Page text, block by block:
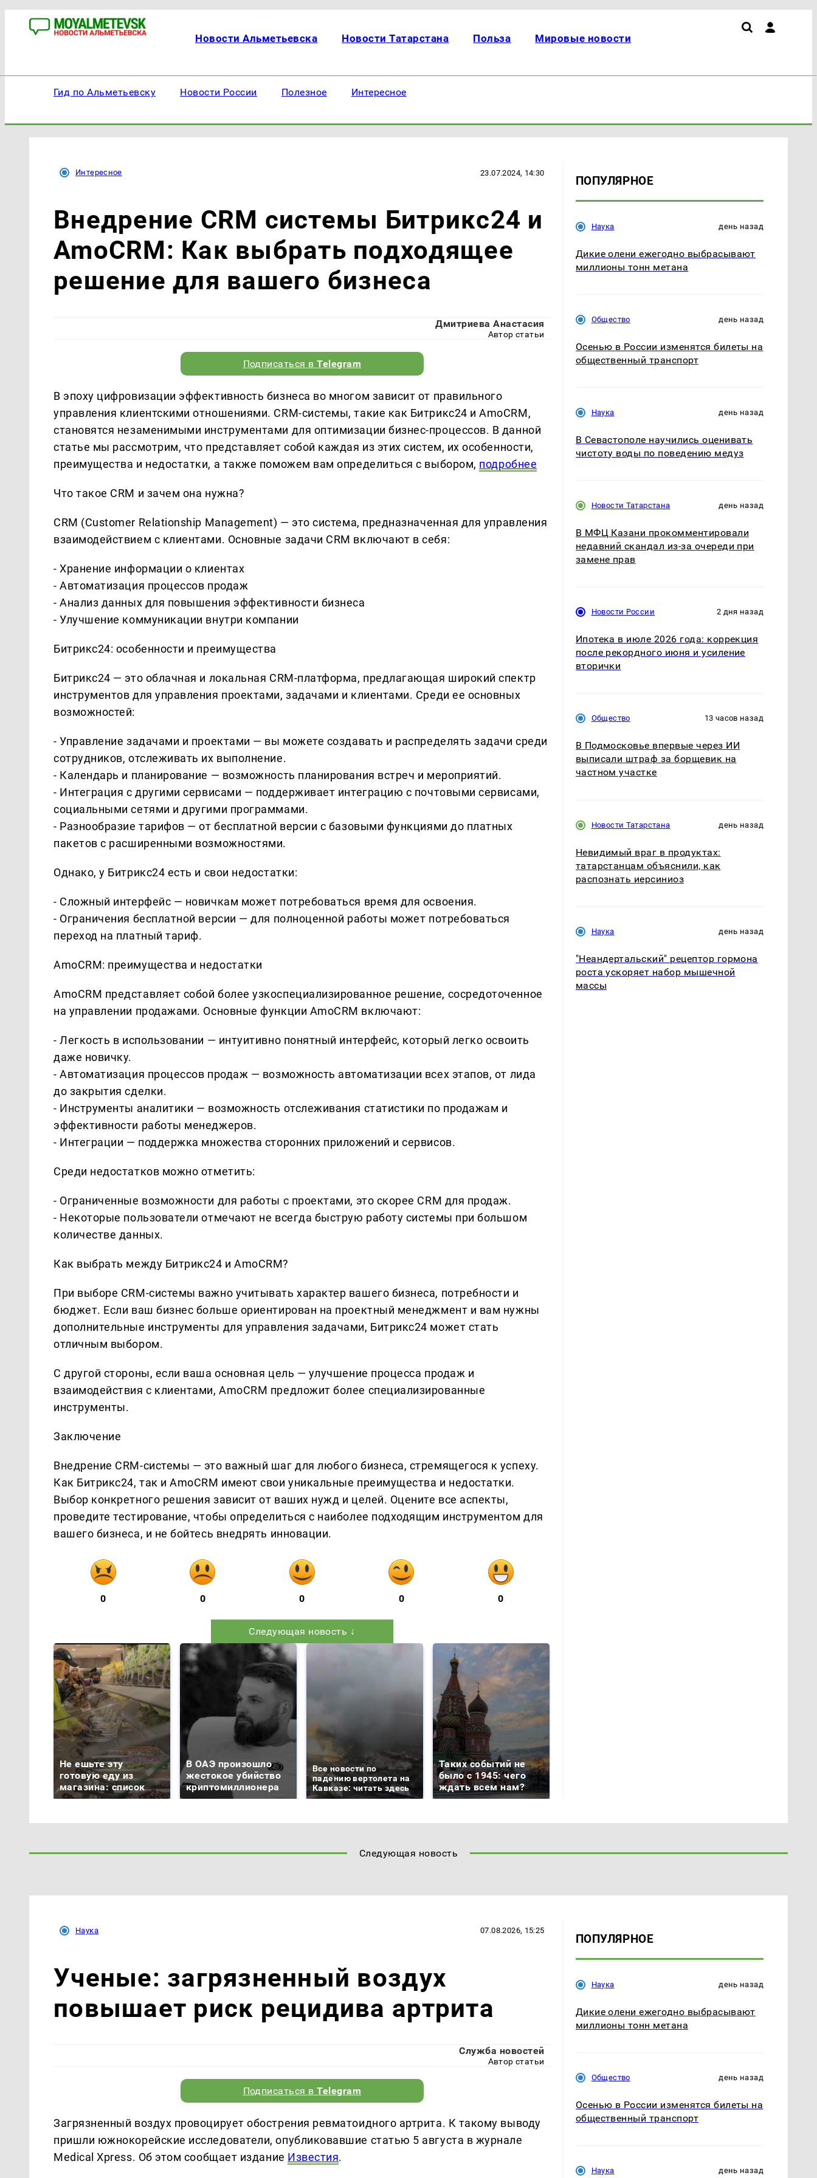
Новости Альметьевска Новости Татарстана Польза Мировые новости
Гид по Альметьевску Новости России Полезное Интересное
Интересное 23.07.2024, 14:30
Внедрение CRM системы Битрикс24 и
AmoCRM: Как выбрать подходящее
решение для вашего бизнеса
Дмитриева Анастасия
Автор статьи
Подписаться вTelegram
В эпоху цифровизации эффективность бизнеса во многом зависит от правильного
управления клиентскими отношениями. CRM-системы, такие как Битрикс24 и AmoCRM,
становятся незаменимыми инструментами для оптимизации бизнес-процессов. В данной
статье мы рассмотрим, что представляет собой каждая из этих систем, их особенности,
преимущества и недостатки, а также поможем вам определиться с выбором, подробнее
Что такое CRM и зачем она нужна?
CRM (Customer Relationship Management) — это система, предназначенная для управления
взаимодействием с клиентами. Основные задачи CRM включают в себя:
- Хранение информации о клиентах
- Автоматизация процессов продаж
- Анализ данных для повышения эффективности бизнеса
- Улучшение коммуникации внутри компании
Битрикс24: особенности и преимущества
Битрикс24 — это облачная и локальная CRM-платформа, предлагающая широкий спектр
инструментов для управления проектами, задачами и клиентами. Среди ее основных
возможностей:
- Управление задачами и проектами — вы можете создавать и распределять задачи среди
сотрудников, отслеживать их выполнение.
- Календарь и планирование — возможность планирования встреч и мероприятий.
- Интеграция с другими сервисами — поддерживает интеграцию с почтовыми сервисами,
социальными сетями и другими программами.
- Разнообразие тарифов — от бесплатной версии с базовыми функциями до платных
пакетов с расширенными возможностями.
Однако, у Битрикс24 есть и свои недостатки:
- Сложный интерфейс — новичкам может потребоваться время для освоения.
- Ограничения бесплатной версии — для полноценной работы может потребоваться
переход на платный тариф.
AmoCRM: преимущества и недостатки
AmoCRM представляет собой более узкоспециализированное решение, сосредоточенное
на управлении продажами. Основные функции AmoCRM включают:
- Легкость в использовании — интуитивно понятный интерфейс, который легко освоить
даже новичку.
- Автоматизация процессов продаж — возможность автоматизации всех этапов, от лида
до закрытия сделки.
- Инструменты аналитики — возможность отслеживания статистики по продажам и
эффективности работы менеджеров.
- Интеграции — поддержка множества сторонних приложений и сервисов.
Среди недостатков можно отметить:
- Ограниченные возможности для работы с проектами, это скорее CRM для продаж.
- Некоторые пользователи отмечают не всегда быструю работу системы при большом
количестве данных.
Как выбрать между Битрикс24 и AmoCRM?
При выборе CRM-системы важно учитывать характер вашего бизнеса, потребности и
бюджет. Если ваш бизнес больше ориентирован на проектный менеджмент и вам нужны
дополнительные инструменты для управления задачами, Битрикс24 может стать
отличным выбором.
С другой стороны, если ваша основная цель — улучшение процесса продаж и
взаимодействия с клиентами, AmoCRM предложит более специализированные
инструменты.
Заключение
Внедрение CRM-системы — это важный шаг для любого бизнеса, стремящегося к успеху.
Как Битрикс24, так и AmoCRM имеют свои уникальные преимущества и недостатки.
Выбор конкретного решения зависит от ваших нужд и целей. Оцените все аспекты,
проведите тестирование, чтобы определиться с наиболее подходящим инструментом для
вашего бизнеса, и не бойтесь внедрять инновации.
0 0 0 0 0
Следующая новость ↓
Не ешьте эту
готовую еду из
магазина: список
В ОАЭ произошло
жестокое убийство
криптомиллионера
Все новости по
падению вертолета на
Кавказе: читать здесь
Таких событий не
было с 1945: чего
ждать всем нам?
ПОПУЛЯРНОЕ
Наука день назад
Дикие олени ежегодно выбрасывают
миллионы тонн метана
Общество день назад
Осенью в России изменятся билеты на
общественный транспорт
Наука день назад
В Севастополе научились оценивать
чистоту воды по поведению медуз
Новости Татарстана день назад
В МФЦ Казани прокомментировали
недавний скандал из-за очереди при
замене прав
Новости России 2 дня назад
Ипотека в июле 2026 года: коррекция
после рекордного июня и усиление
вторички
Общество 13 часов назад
В Подмосковье впервые через ИИ
выписали штраф за борщевик на
частном участке
Новости Татарстана день назад
Невидимый враг в продуктах:
татарстанцам объяснили, как
распознать иерсиниоз
Наука день назад
"Неандертальский" рецептор гормона
роста ускоряет набор мышечной
массы
Следующая новость
Наука 07.08.2026, 15:25
Ученые: загрязненный воздух
повышает риск рецидива артрита
Служба новостей
Автор статьи
Подписаться вTelegram
Загрязненный воздух провоцирует обострения ревматоидного артрита. К такому выводу
пришли южнокорейские исследователи, опубликовавшие статью 5 августа в журнале
Medical Xpress. Об этом сообщает издание Известия.
ПОПУЛЯРНОЕ
Наука день назад
Дикие олени ежегодно выбрасывают
миллионы тонн метана
Общество день назад
Осенью в России изменятся билеты на
общественный транспорт
Наука день назад